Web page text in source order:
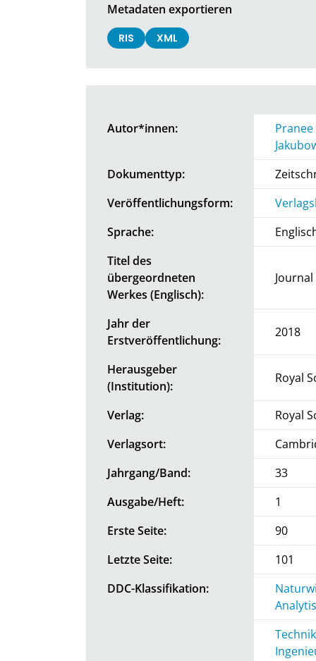
Metadaten exportieren
RIS XML
Autor*innen:
Dokumenttyp:
Veröffentlichungsform:
Sprache:
Titel des
übergeordneten
Werkes (Englisch):
Jahr der
Erstveröffentlichung:
2018
Herausgeber
(Institution):
Royal
Verlag:
Royal
Verlagsort:
Jahrgang/Band:
33
Ausgabe/Heft:
1
Erste Seite:
90
Letzte Seite:
101
DDC-Klassifikation: